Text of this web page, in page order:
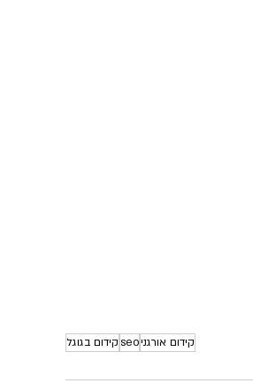
קידום אורגניseo קידום בגוגל